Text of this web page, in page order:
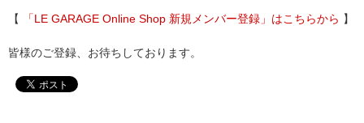
【 「LE GARAGE Online Shop 新規メンバー登録」はこちらから 】
皆様のご登録、お待ちしております。